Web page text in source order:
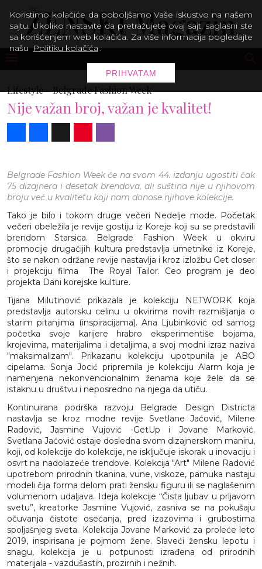
Lifestyle -Belgrade Fashion Week
Nije važan broj, važan je kvalitet!
Belgrade Fashion Week će na svom 44. izdanju ugostiti čak
75 dizajnera i desetak brendova, ali suština nije u njihovom
broju već u kvalitetu koji nam donose njihove kolekcije.
Tako je bilo i tokom druge večeri Nedelje mode. Početak
večeri obeležila je revije gostiju iz Koreje koji su se predstavili
brendom Starsica. Belgrade Fashion Week u okviru
promocije drugačijih kultura predstavlja umetnike iz Koreje,
što se nakon održane revije nastavlja i kroz izložbu Get closer
i projekciju filma The Royal Tailor. Ceo program je deo
projekta Dani korejske kulture.
Tijana Milutinović prikazala je kolekciju NETWORK koja
predstavlja autorsku celinu u okvirima novih razmišljanja o
starim pitanjima (inspiracijama). Ana Ljubinković od samog
početka svoje karijere hrabro eksperimentiše bojama,
krojevima, materijalima i detaljima, a svoj modni izraz naziva
"maksimalizam". Prikazanu kolekciju upotpunila je ABO
cipelama. Sonja Jocić pripremila je kolekciju Alarm koja je
namenjena nekonvencionalnim ženama koje žele da se
istaknu u društvu i neposredno na njega da utiču.
Kontinuirana podrška razvoju Belgrade Design Districta
nastavlja se kroz modne revije Svetlane Jaćović, Milene
Radović, Jasmine Vujović -GetUp i Jovane Marković.
Svetlana Jaćović ostaje dosledna svom dizajnerskom maniru,
koji, od kolekcije do kolekcije, ne isključuje iskorak u inovaciju i
osvrt na nadolazeće trendove. Kolekcija "Art" Milene Radović
upotrebom prirodnih tkanina, vune, viskoze, pamuka nastaju
modeli čija forma delom prati žensku figuru ili se naglašenim
volumenom udaljava. Ideja kolekcije “Čista ljubav u prljavom
svetu”, kreatorke Jasmine Vujović, zasniva se na pokušaju
očuvanja čistote osećanja, pred izazovima i grubostima
spoljašnjeg sveta. Kolekcija Jovane Marković za proleće leto
2019, inspirisana je pojmom žene. Slaveći žensku lepotu i
snagu, kolekcija je u potpunosti izrađena od prirodnih
materijala - vazdušastih, prozirnih i nežnih.
Koristimo kolačiće da poboljšamo Vaše iskustvo na našem
sajtu. Ukoliko nastavite da pretražujete ovaj sajt, saglasni ste
sa korišćenjem web kolačića. Za više informacija pogledajte
našu Politiku kolačića .
PRIHVATAM